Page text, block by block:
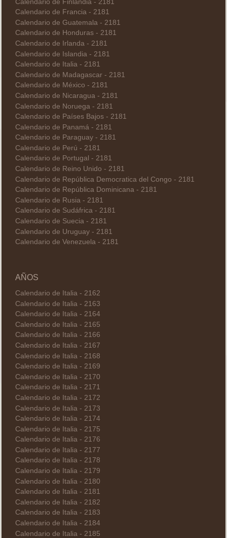
Calendario de Finlandia - 2181
Calendario de Francia - 2181
Calendario de Guatemala - 2181
Calendario de Honduras - 2181
Calendario de Irlanda - 2181
Calendario de Islandia - 2181
Calendario de Italia - 2181
Calendario de Madagascar - 2181
Calendario de México - 2181
Calendario de Nicaragua - 2181
Calendario de Noruega - 2181
Calendario de Países Bajos - 2181
Calendario de Panamá - 2181
Calendario de Paraguay - 2181
Calendario de Perú - 2181
Calendario de Portugal - 2181
Calendario de Reino Unido - 2181
Calendario de República Democratica del Congo - 2181
Calendario de República Dominicana - 2181
Calendario de Rusia - 2181
Calendario de Sudáfrica - 2181
Calendario de Suecia - 2181
Calendario de Uruguay - 2181
Calendario de Venezuela - 2181
AÑOS
Calendario de Italia - 2162
Calendario de Italia - 2163
Calendario de Italia - 2164
Calendario de Italia - 2165
Calendario de Italia - 2166
Calendario de Italia - 2167
Calendario de Italia - 2168
Calendario de Italia - 2169
Calendario de Italia - 2170
Calendario de Italia - 2171
Calendario de Italia - 2172
Calendario de Italia - 2173
Calendario de Italia - 2174
Calendario de Italia - 2175
Calendario de Italia - 2176
Calendario de Italia - 2177
Calendario de Italia - 2178
Calendario de Italia - 2179
Calendario de Italia - 2180
Calendario de Italia - 2181
Calendario de Italia - 2182
Calendario de Italia - 2183
Calendario de Italia - 2184
Calendario de Italia - 2185